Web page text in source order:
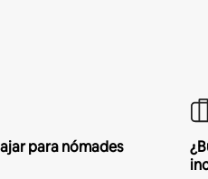
para nómades